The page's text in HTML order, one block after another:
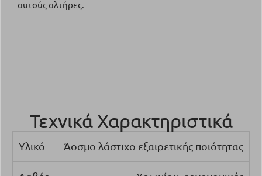
αυτούς αλτήρες.
Τεχνικά Χαρακτηριστικά
Υλικό Άοσμο λάστιχο εξαιρετικής ποιότητας